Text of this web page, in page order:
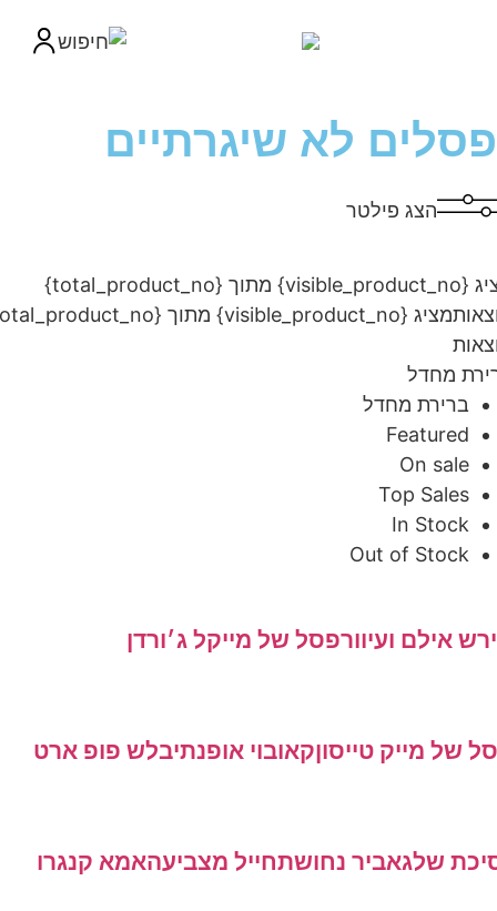
לא שיגרתיים
הצג פילטר
מציג {visible_product_no} מתוך {total_product_no}
מציג {visible_product_no} מתוך {total_product_no}
מחדל
ברירת מחדל
Featured
On sale
Top Sales
In Stock
Out of Stock
אילם ועיוורפסל של מייקל ג׳ורדן
של מייק טייסוןקאובוי אופנתיבלש פופ ארט
שלגאביר נחושתחייל מצביעהאמא קנגרו